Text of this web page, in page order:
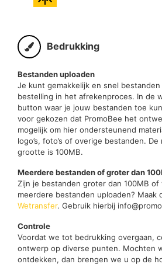
Bedrukking
Bestanden uploaden
Je kunt gemakkelijk en snel
bestelling in het afrekenproces. In de
button waar je jouw bestanden toe
voor gekozen dat PromoBee het
mogelijk om hier ondersteunend
logo’s, foto’s of overige bestanden. De
grootte is 100MB.
Meerdere bestanden of groter dan
Zijn je bestanden groter dan 100MB of
meerdere bestanden uploaden? Maak
Wetransfer. Gebruik hierbij
Controle
Voordat we tot bedrukking overgaan,
ontwerp op diverse punten. Mochten
ontdekken, dan brengen we u op de